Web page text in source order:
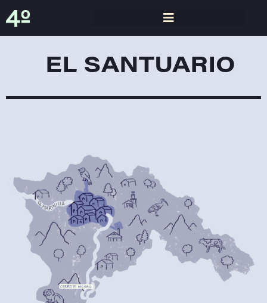
EL SANTUARIO